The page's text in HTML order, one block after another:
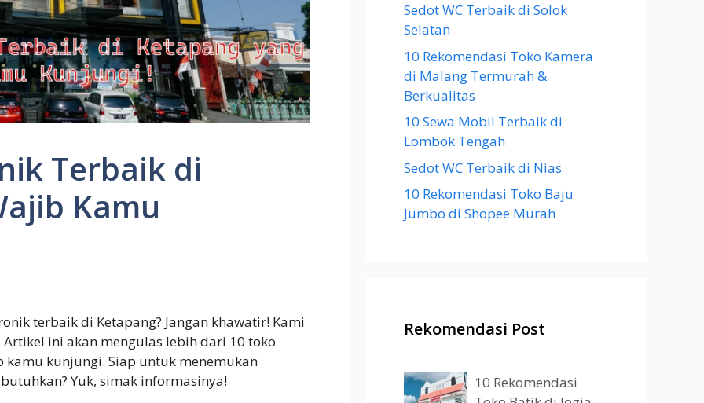
Terbaik di
Kamu
terbaik di Ketapang? Jangan khawatir! Kami
ini akan mengulas lebih dari 10 toko
kunjungi. Siap untuk menemukan
Yuk, simak informasinya!
Sedot WC Terbaik di Solok
Selatan
10 Rekomendasi Toko Kamera
di Malang Termurah &
Berkualitas
10 Sewa Mobil Terbaik di
Lombok Tengah
Sedot WC Terbaik di Nias
10 Rekomendasi Toko Baju
Jumbo di Shopee Murah
Rekomendasi Post
10 Rekomendasi